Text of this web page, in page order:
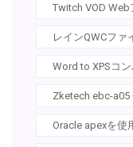
Twitch VOD
レインQWCファ
Word to XPSコ
Zketech ebc-
Oracle apexを使